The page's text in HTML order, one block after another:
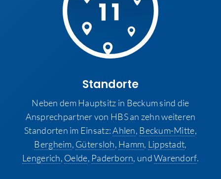
Standorte
Neben dem Hauptsitz in Beckum sind die
Ansprechpartner von HBS an zehn weiteren
Standorten im Einsatz:Ahlen, Beckum-Mitte,
Bergheim, Gütersloh, Hamm, Lippstadt,
Lengerich, Oelde, Paderborn, undWarendorf.